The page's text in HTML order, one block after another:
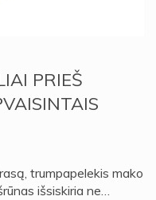
PRIEŠ
trumpapelekis mako
išsiskiria ne…